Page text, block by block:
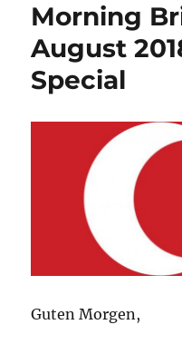
Morning
August
Special
Guten Morgen,